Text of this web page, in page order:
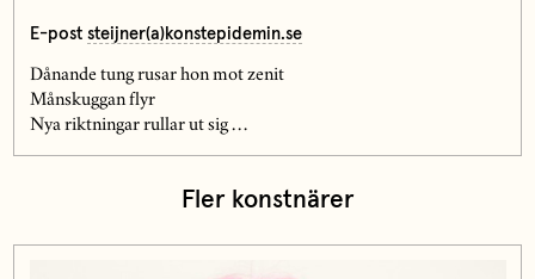
E-post steijner(a)konstepidemin.se
Dånande tung rusar hon mot zenit
Månskuggan flyr
Nya riktningar rullar ut sig …
Fler konstnärer